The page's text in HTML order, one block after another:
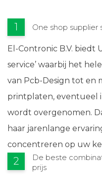
One shop supplier
El-Contronic B.V. biedt
service’ waarbij het
van Pcb-Design tot en
printplaten, eventueel
wordt overgenomen.
haar jarenlange
concentreren op uw
De beste
prijs